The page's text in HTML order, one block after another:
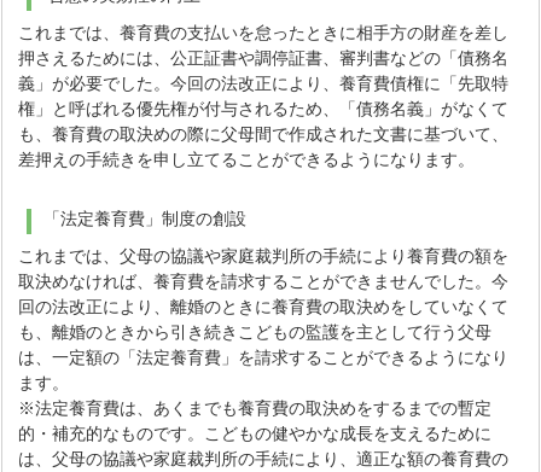
これまでは、養育費の支払いを怠ったときに相手方の財産を差し
押さえるためには、公正証書や調停証書、審判書などの「債務名
義」が必要でした。今回の法改正により、養育費債権に「先取特
権」と呼ばれる優先権が付与されるため、「債務名義」がなくて
も、養育費の取決めの際に父母間で作成された文書に基づいて、
差押えの手続きを申し立てることができるようになります。
「法定養育費」制度の創設
これまでは、父母の協議や家庭裁判所の手続により養育費の額を
取決めなければ、養育費を請求することができませんでした。今
回の法改正により、離婚のときに養育費の取決めをしていなくて
も、離婚のときから引き続きこどもの監護を主として行う父母
は、一定額の「法定養育費」を請求することができるようになり
ます。
※法定養育費は、あくまでも養育費の取決めをするまでの暫定
的・補充的なものです。こどもの健やかな成長を支えるために
は、父母の協議や家庭裁判所の手続により、適正な額の養育費の